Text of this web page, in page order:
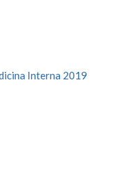
Interna 2019